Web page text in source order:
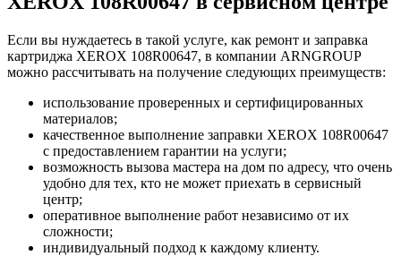
Если вы нуждаетесь в такой услуге, как ремонт и заправка
картриджа XEROX 108R00647, в компании ARNGROUP
можно рассчитывать на получение следующих преимуществ:
использование проверенных и сертифицированных
материалов;
качественное выполнение заправки XEROX 108R00647
с предоставлением гарантии на услуги;
возможность вызова мастера на дом по адресу, что очень
удобно для тех, кто не может приехать в сервисный
центр;
оперативное выполнение работ независимо от их
сложности;
индивидуальный подход к каждому клиенту.